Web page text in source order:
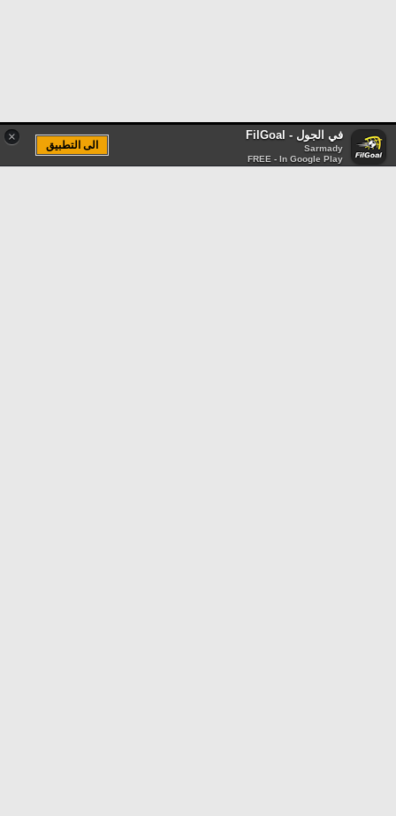
× في الجول - FilGoal
Sarmady
FREE - In Google Play
الى التطبيق